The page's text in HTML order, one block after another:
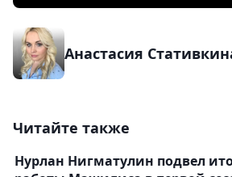
Анастасия
Читайте также
Нурлан Нигматулин подвел